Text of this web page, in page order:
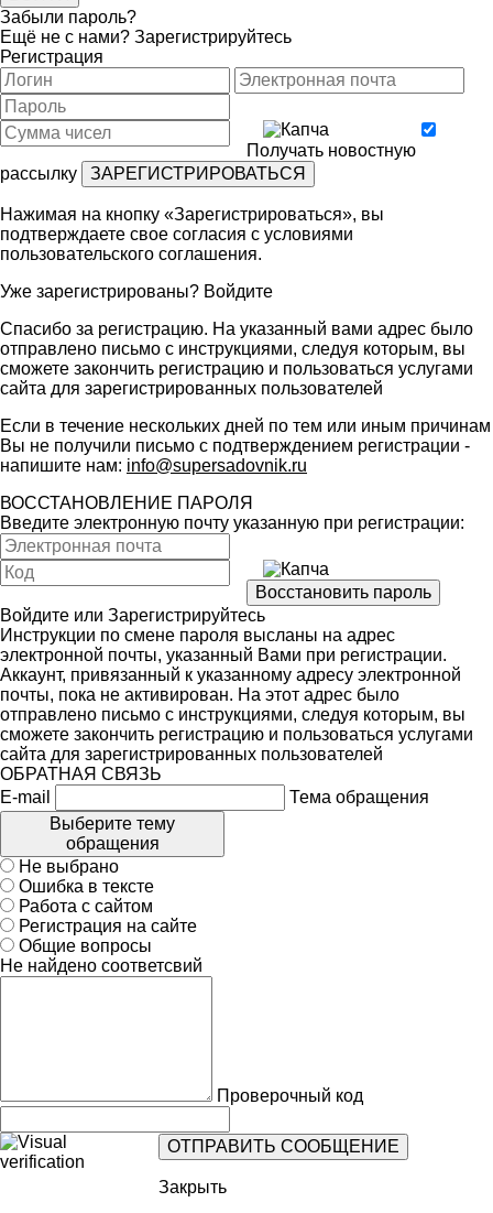
Забыли пароль?
Ещё не с нами? Зарегистрируйтесь
Регистрация
Получать новостную
рассылку
Нажимая на кнопку «Зарегистрироваться», вы
подтверждаете свое согласия с условиями
пользовательского соглашения.
Уже зарегистрированы? Войдите
Спасибо за регистрацию. На указанный вами адрес было
отправлено письмо с инструкциями, следуя которым, вы
сможете закончить регистрацию и пользоваться услугами
сайта для зарегистрированных пользователей
Если в течение нескольких дней по тем или иным причинам
Вы не получили письмо с подтверждением регистрации -
напишите нам: info@supersadovnik.ru
ВОССТАНОВЛЕНИЕ ПАРОЛЯ
Введите электронную почту указанную при регистрации:
Войдите или Зарегистрируйтесь
Инструкции по смене пароля высланы на адрес
электронной почты, указанный Вами при регистрации.
Аккаунт, привязанный к указанному адресу электронной
почты, пока не активирован. На этот адрес было
отправлено письмо с инструкциями, следуя которым, вы
сможете закончить регистрацию и пользоваться услугами
сайта для зарегистрированных пользователей
ОБРАТНАЯ СВЯЗЬ
E-mail
Тема обращения
Выберите тему
обращения
Не выбрано
Ошибка в тексте
Работа с сайтом
Регистрация на сайте
Общие вопросы
Не найдено соответсвий
Проверочный код
Закрыть